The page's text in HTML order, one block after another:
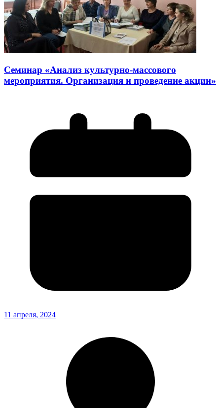
Семинар «Анализ культурно-массового
мероприятия. Организация и проведение акции»
11 апреля, 2024